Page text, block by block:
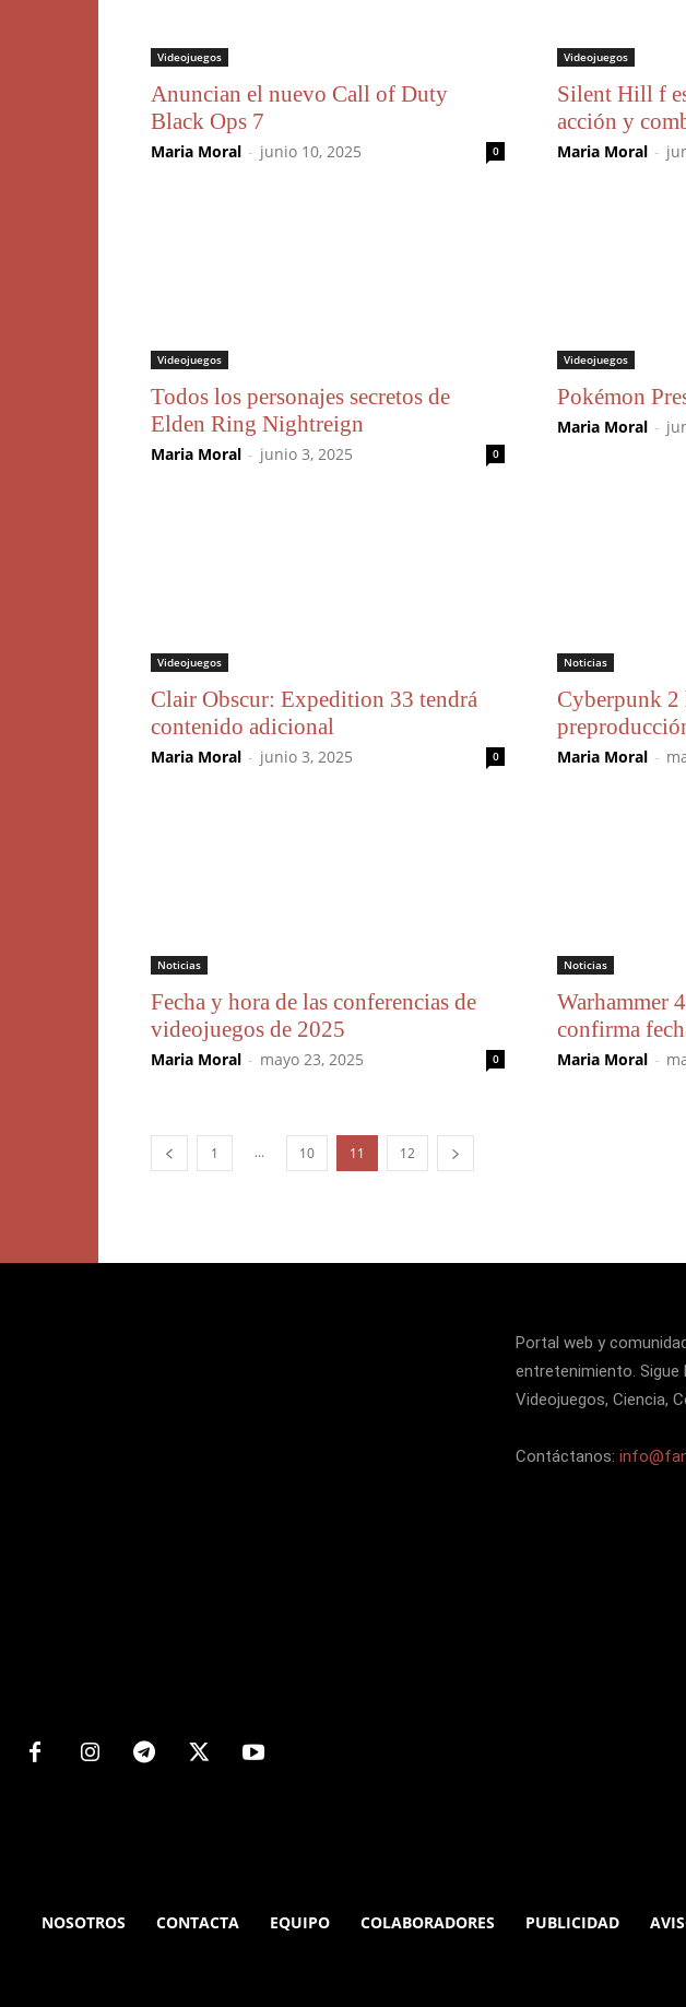
Videojuegos
Anuncian el nuevo Call of Duty
Black Ops 7
Maria Moral - junio 10, 2025 0
Videojuegos
Silent Hill f
acción y
Maria Moral -
Videojuegos
Todos los personajes secretos de
Elden Ring Nightreign
Maria Moral - junio 3, 2025 0
Videojuegos
Pokémon
Maria Moral -
Videojuegos
Clair Obscur: Expedition 33 tendrá
contenido adicional
Maria Moral - junio 3, 2025 0
Noticias
Cyberpunk 2
Maria Moral -
Noticias
Fecha y hora de las conferencias de
videojuegos de 2025
Maria Moral - mayo 23, 2025 0
Noticias
Warhammer
confirma
Maria Moral -
1 ... 10 11 12
Portal web y
entretenimiento. Sigue
Videojuegos, Ciencia,
Contáctanos:
NOSOTROS CONTACTA EQUIPO COLABORADORES PUBLICIDAD